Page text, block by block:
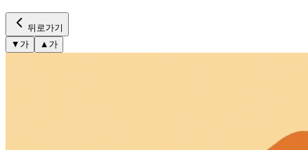
뒤로가기
▼ 가 ▲ 가